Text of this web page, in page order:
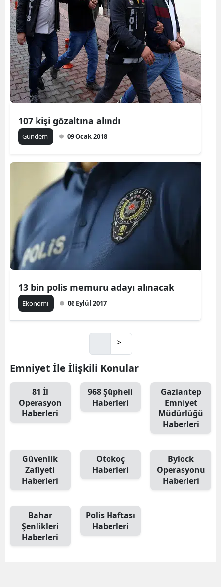
107 kişi gözaltına alındı
Gündem 09 Ocak 2018
13 bin polis memuru adayı alınacak
Ekonomi 06 Eylül 2017
>
Emniyet İle İlişkili Konular
81 İl
Operasyon
Haberleri
968 Şüpheli
Haberleri
Gaziantep
Emniyet
Müdürlüğü
Haberleri
Güvenlik
Zafiyeti
Haberleri
Otokoç
Haberleri
Bylock
Operasyonu
Haberleri
Bahar
Şenlikleri
Haberleri
Polis Haftası
Haberleri